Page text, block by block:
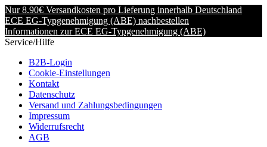
Nur 8.90€ Versandkosten pro Lieferung innerhalb Deutschland
ECE EG-Typgenehmigung (ABE) nachbestellen
Informationen zur ECE EG-Typgenehmigung (ABE)
Service/Hilfe
B2B-Login
Cookie-Einstellungen
Kontakt
Datenschutz
Versand und Zahlungsbedingungen
Impressum
Widerrufsrecht
AGB